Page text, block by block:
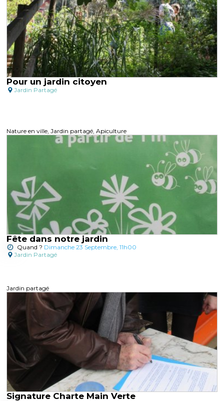
Pour un jardin citoyen
Jardin Partagé
Nature en ville, Jardin partagé, Apiculture
Fête dans notre jardin
Quand ? Dimanche 23 Septembre, 11h00
Jardin Partagé
Jardin partagé
Signature Charte Main Verte